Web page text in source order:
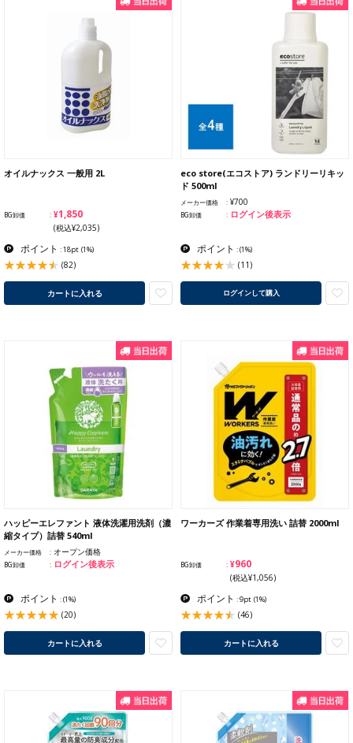
オイルナックス 一般用 2L
BG卸価 ¥1,850
(税込¥2,035)
ポイント : 18pt (1%)
(82)
カートに入れる
eco store(エコストア) ランドリーリキッ
ド 500ml
メーカー価格 ¥700
BG卸価 ログイン後表示
ポイント :(1%)
(11)
ログインして購入
ハッピーエレファント 液体洗濯用洗剤（濃
縮タイプ）詰替 540ml
メーカー価格 オープン価格
BG卸価 ログイン後表示
ポイント :(1%)
(20)
カートに入れる
ワーカーズ 作業着専用洗い 詰替 2000ml
BG卸価 ¥960
(税込¥1,056)
ポイント : 9pt (1%)
(46)
カートに入れる